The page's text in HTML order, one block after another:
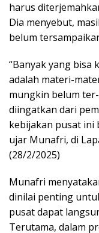
harus
Dia menyebut,
belum
“Banyak yang bisa
adalah materi-
mungkin belum
diingatkan dari
kebijakan pusat ini
ujar Munafri, di
(28/2/2025)
Munafri
dinilai penting
pusat dapat
Terutama, dalam